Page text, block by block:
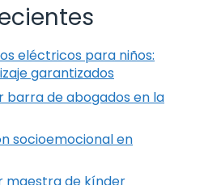
eléctricos para niños:
garantizados
barra de abogados en la
socioemocional en
maestra de kínder